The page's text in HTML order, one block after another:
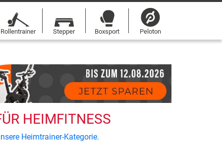
Rollentrainer Stepper Boxsport Peloton
HEIMFITNESS
Heimtrainer-Kategorie.